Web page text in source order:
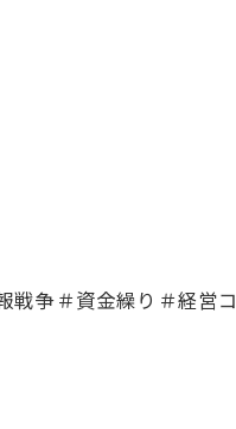
争＃資金繰り＃経営